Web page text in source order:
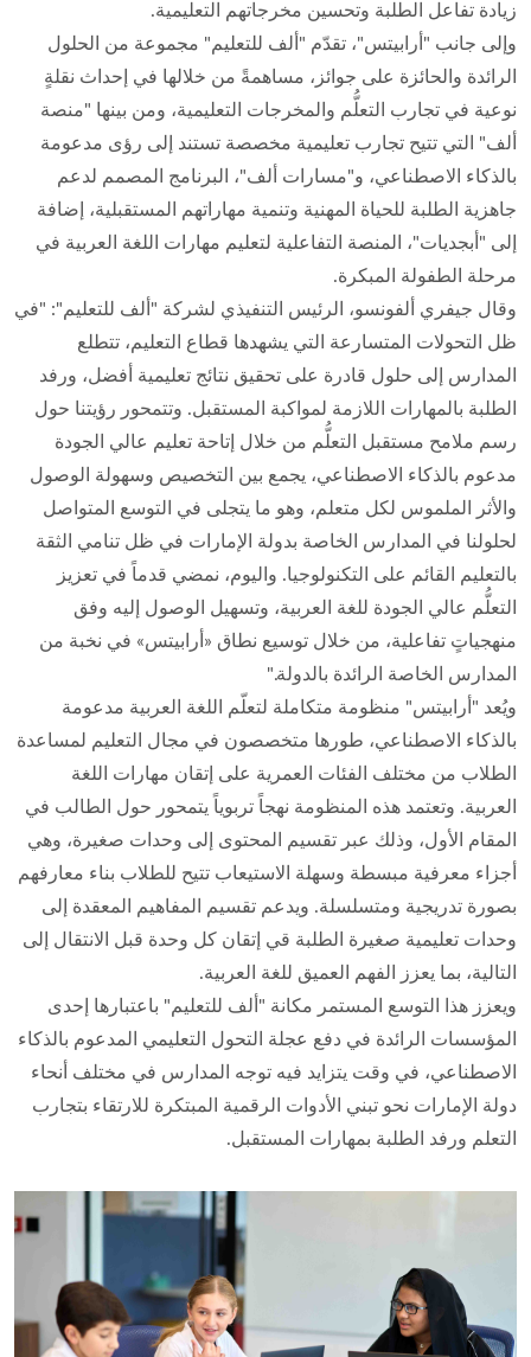
زيادة تفاعل الطلبة وتحسين مخرجاتهم التعليمية.
وإلى جانب "أرابيتس"، تقدّم "ألف للتعليم" مجموعة من الحلول
الرائدة والحائزة على جوائز، مساهمةً من خلالها في إحداث نقلةٍ
نوعية في تجارب التعلُّم والمخرجات التعليمية، ومن بينها "منصة
ألف" التي تتيح تجارب تعليمية مخصصة تستند إلى رؤى مدعومة
بالذكاء الاصطناعي، و"مسارات ألف"، البرنامج المصمم لدعم
جاهزية الطلبة للحياة المهنية وتنمية مهاراتهم المستقبلية، إضافة
إلى "أبجديات"، المنصة التفاعلية لتعليم مهارات اللغة العربية في
مرحلة الطفولة المبكرة.
وقال جيفري ألفونسو، الرئيس التنفيذي لشركة "ألف للتعليم": "في
ظل التحولات المتسارعة التي يشهدها قطاع التعليم، تتطلع
المدارس إلى حلول قادرة على تحقيق نتائج تعليمية أفضل، ورفد
الطلبة بالمهارات اللازمة لمواكبة المستقبل. وتتمحور رؤيتنا حول
رسم ملامح مستقبل التعلُّم من خلال إتاحة تعليم عالي الجودة
مدعوم بالذكاء الاصطناعي، يجمع بين التخصيص وسهولة الوصول
والأثر الملموس لكل متعلم، وهو ما يتجلى في التوسع المتواصل
لحلولنا في المدارس الخاصة بدولة الإمارات في ظل تنامي الثقة
بالتعليم القائم على التكنولوجيا. واليوم، نمضي قدماً في تعزيز
التعلُّم عالي الجودة للغة العربية، وتسهيل الوصول إليه وفق
منهجياتٍ تفاعلية، من خلال توسيع نطاق «أرابيتس» في نخبة من
المدارس الخاصة الرائدة بالدولة."
ويُعد "أرابيتس" منظومة متكاملة لتعلّم اللغة العربية مدعومة
بالذكاء الاصطناعي، طورها متخصصون في مجال التعليم لمساعدة
الطلاب من مختلف الفئات العمرية على إتقان مهارات اللغة
العربية. وتعتمد هذه المنظومة نهجاً تربوياً يتمحور حول الطالب في
المقام الأول، وذلك عبر تقسيم المحتوى إلى وحدات صغيرة، وهي
أجزاء معرفية مبسطة وسهلة الاستيعاب تتيح للطلاب بناء معارفهم
بصورة تدريجية ومتسلسلة. ويدعم تقسيم المفاهيم المعقدة إلى
وحدات تعليمية صغيرة الطلبة قي إتقان كل وحدة قبل الانتقال إلى
التالية، بما يعزز الفهم العميق للغة العربية.
ويعزز هذا التوسع المستمر مكانة "ألف للتعليم" باعتبارها إحدى
المؤسسات الرائدة في دفع عجلة التحول التعليمي المدعوم بالذكاء
الاصطناعي، في وقت يتزايد فيه توجه المدارس في مختلف أنحاء
دولة الإمارات نحو تبني الأدوات الرقمية المبتكرة للارتقاء بتجارب
التعلم ورفد الطلبة بمهارات المستقبل.